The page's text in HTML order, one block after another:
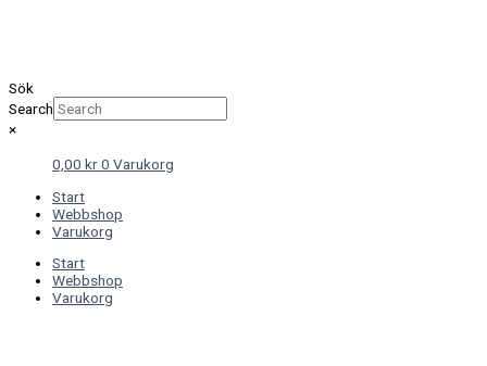
Sök
Search
×
0,00 kr0 Varukorg
Start
Webbshop
Varukorg
Start
Webbshop
Varukorg